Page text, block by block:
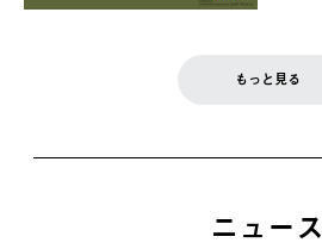
もっと見る
ニュース